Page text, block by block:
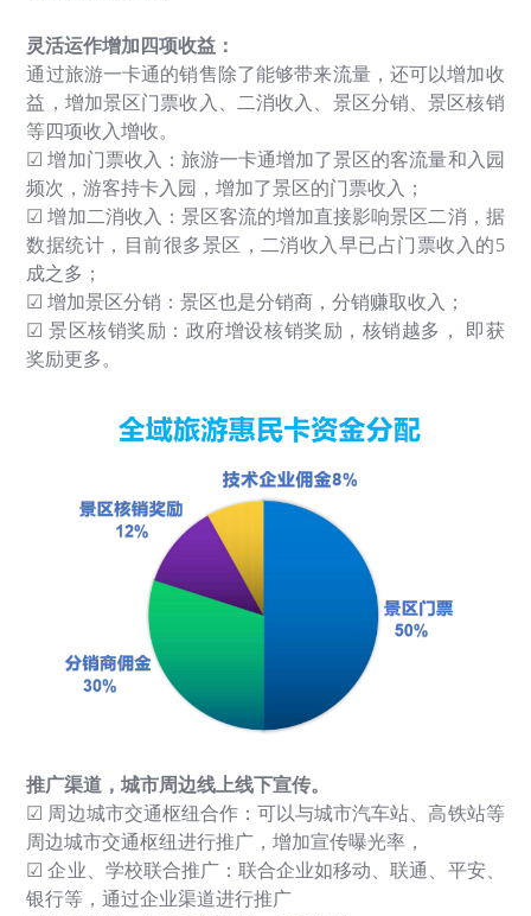
灵活运作增加四项收益：
通过旅游一卡通的销售除了能够带来流量，还可以增加收
益，增加景区门票收入、二消收入、景区分销、景区核销
等四项收入增收。
☑ 增加门票收入：旅游一卡通增加了景区的客流量和入园
频次，游客持卡入园，增加了景区的门票收入；
☑ 增加二消收入：景区客流的增加直接影响景区二消，据
数据统计，目前很多景区，二消收入早已占门票收入的5
成之多；
☑ 增加景区分销：景区也是分销商，分销赚取收入；
☑ 景区核销奖励：政府增设核销奖励，核销越多，
即获
奖励更多。
推广渠道，城市周边线上线下宣传。
☑ 周边城市交通枢纽合作：可以与城市汽车站、高铁站等
周边城市交通枢纽进行推广，增加宣传曝光率，
☑ 企业、学校联合推广：联合企业如移动、联通、平安、
银行等，通过企业渠道进行推广